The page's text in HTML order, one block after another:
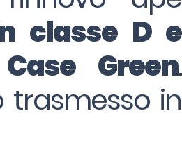
classe D e
Green.
trasmesso in